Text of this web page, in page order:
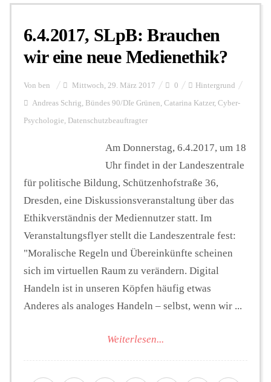
Personalien
Hintergrund
FUNKTURM-Beiträge
Podcast
Seminare
Unterstützen
6.4.2017, SLpB: Brauchen
wir eine neue Medienethik?
Von ben Mittwoch, 29. März 2017 0 Hintergrund
Andreas Schrig, Bündes 90/DIe Grünen, Catarina Katzer, Cyber-
Psychologie, Datenschutzbeauftragter
Am Donnerstag, 6.4.2017, um 18
Uhr findet in der Landeszentrale
für politische Bildung, Schützenhofstraße 36,
Dresden, eine Diskussionsveranstaltung über das
Ethikverständnis der Mediennutzer statt. Im
Veranstaltungsflyer stellt die Landeszentrale fest:
"Moralische Regeln und Übereinkünfte scheinen
sich im virtuellen Raum zu verändern. Digital
Handeln ist in unseren Köpfen häufig etwas
Anderes als analoges Handeln – selbst, wenn wir ...
Weiterlesen...